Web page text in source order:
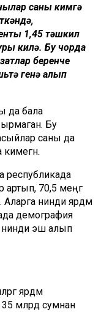
саны кимүгә
,
1,45 тәшкил
килә. Бу чорда
затлар беренче
генә алып
да бала
Бу
саны да
кимегән.
республикада
артып, 70,5 меңгә
Аларга нинди ярдәм
демография
нинди эш алып
ярдәм
млрд сумнан